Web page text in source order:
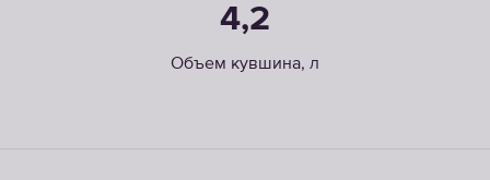
4,2
Объем кувшина, л